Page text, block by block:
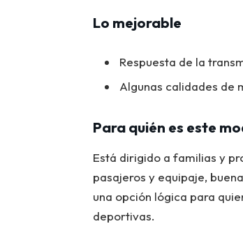
Lo mejorable
Respuesta de la
Algunas calidades de
Para quién es este
Está dirigido a familias y
pasajeros y equipaje,
una opción lógica para
deportivas.